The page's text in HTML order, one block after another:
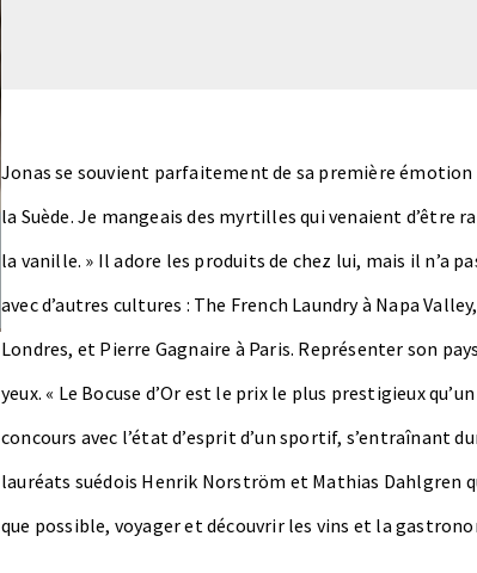
Jonas se souvient parfaitement de sa première
la Suède. Je mangeais des myrtilles qui venaient d’être
la vanille. » Il adore les produits de chez lui, mais il n’a
avec d’autres cultures : The French Laundry à Napa
Londres, et Pierre Gagnaire à Paris. Représenter son
yeux. « Le Bocuse d’Or est le prix le plus prestigieux
concours avec l’état d’esprit d’un sportif, s’entraînant
lauréats suédois Henrik Norström et Mathias Dahlgren
que possible, voyager et découvrir les vins et la